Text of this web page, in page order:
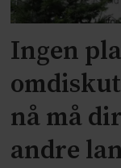
Ingen
nå må
andre